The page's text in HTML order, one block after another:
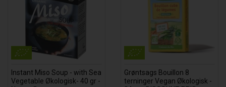
Instant Miso Soup - with Sea
Vegetable Økologisk- 40 gr -
Grøntsags Bouillon 8
terninger Vegan Økologisk -